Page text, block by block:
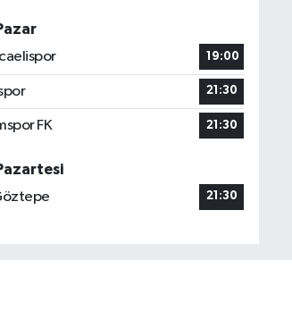
19:00
21:30
FK 21:30
21:30